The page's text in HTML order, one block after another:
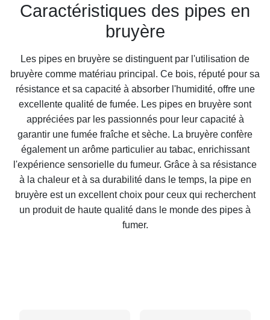
Caractéristiques des pipes en
bruyère
Les pipes en bruyère se distinguent par l'utilisation de
bruyère comme matériau principal. Ce bois, réputé pour sa
résistance et sa capacité à absorber l'humidité, offre une
excellente qualité de fumée. Les pipes en bruyère sont
appréciées par les passionnés pour leur capacité à
garantir une fumée fraîche et sèche. La bruyère confère
également un arôme particulier au tabac, enrichissant
l'expérience sensorielle du fumeur. Grâce à sa résistance
à la chaleur et à sa durabilité dans le temps, la pipe en
bruyère est un excellent choix pour ceux qui recherchent
un produit de haute qualité dans le monde des pipes à
fumer.